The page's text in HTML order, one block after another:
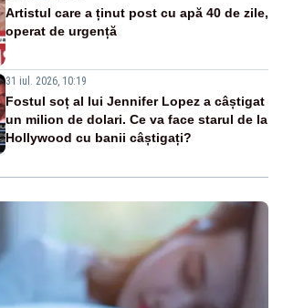
Artistul care a ținut post cu apă 40 de zile,
operat de urgență
31 iul. 2026, 10:19
Fostul soț al lui Jennifer Lopez a câștigat
un milion de dolari. Ce va face starul de la
Hollywood cu banii câștigați?